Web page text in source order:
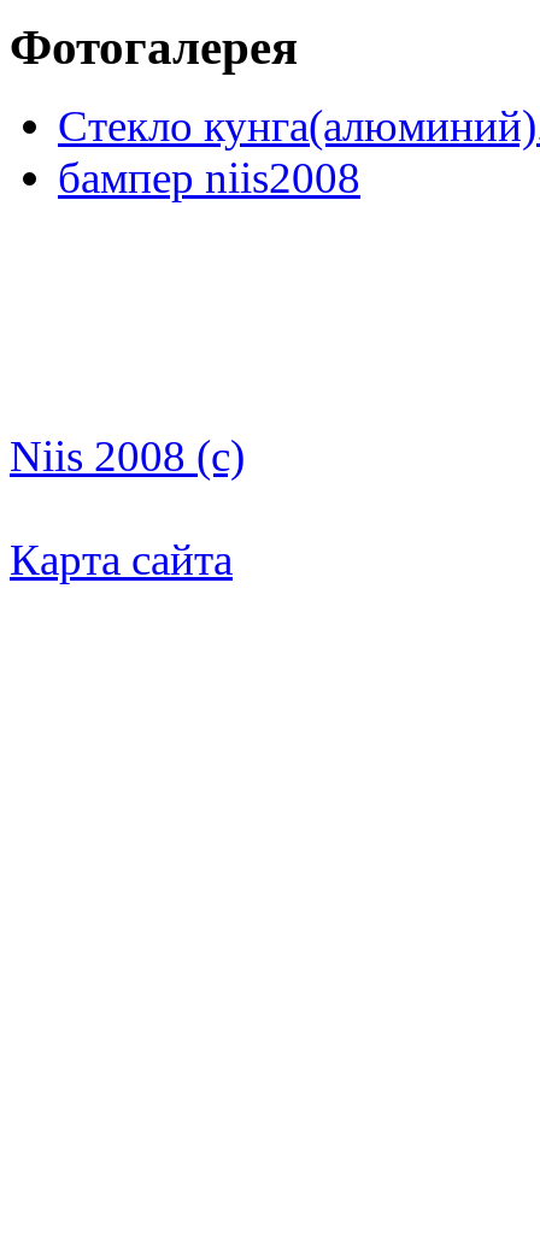
Фотогалерея
Стекло
бампер niis2008
Niis 2008 (c)
Карта сайта